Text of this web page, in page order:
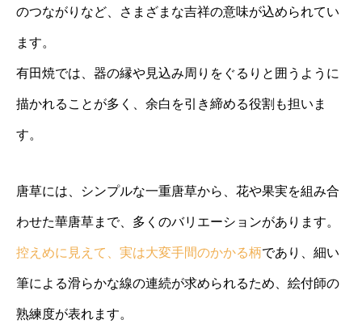
のつながりなど、さまざまな吉祥の意味が込められてい
ます。
有田焼では、器の縁や見込み周りをぐるりと囲うように
描かれることが多く、余白を引き締める役割も担いま
す。
唐草には、シンプルな一重唐草から、花や果実を組み合
わせた華唐草まで、多くのバリエーションがあります。
控えめに見えて、実は大変手間のかかる柄であり、細い
筆による滑らかな線の連続が求められるため、絵付師の
熟練度が表れます。